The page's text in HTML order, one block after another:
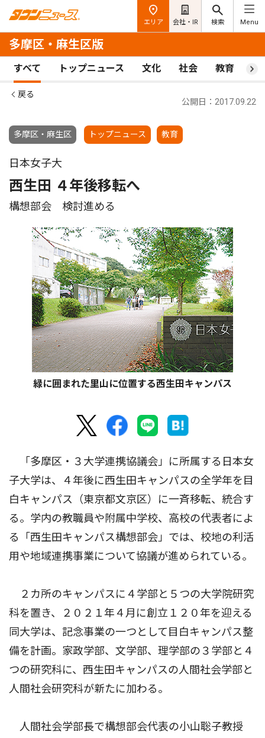
エリア 会社・IR 検索 Menu
多摩区・麻生区版
すべて トップニュース 文化 社会 教育 ス
戻る
多摩区・麻生区 トップニュース 教育
公開日：2017.09.22
日本女子大
西生田 ４年後移転へ
構想部会 検討進める
緑に囲まれた里山に位置する西生田キャンパス
「多摩区・３大学連携協議会」に所属する日本女
子大学は、４年後に西生田キャンパスの全学年を目
白キャンパス（東京都文京区）に一斉移転、統合す
る。学内の教職員や附属中学校、高校の代表者によ
る「西生田キャンパス構想部会」では、校地の利活
用や地域連携事業について協議が進められている。
２カ所のキャンパスに４学部と５つの大学院研究
科を置き、２０２１年４月に創立１２０年を迎える
同大学は、記念事業の一つとして目白キャンパス整
備を計画。家政学部、文学部、理学部の３学部と４
つの研究科に、西生田キャンパスの人間社会学部と
人間社会研究科が新たに加わる。
人間社会学部長で構想部会代表の小山聡子教授